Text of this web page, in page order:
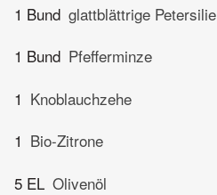
1 Bund glattblättrige Petersilie
1 Bund Pfefferminze
1 Knoblauchzehe
1 Bio-Zitrone
5 EL Olivenöl